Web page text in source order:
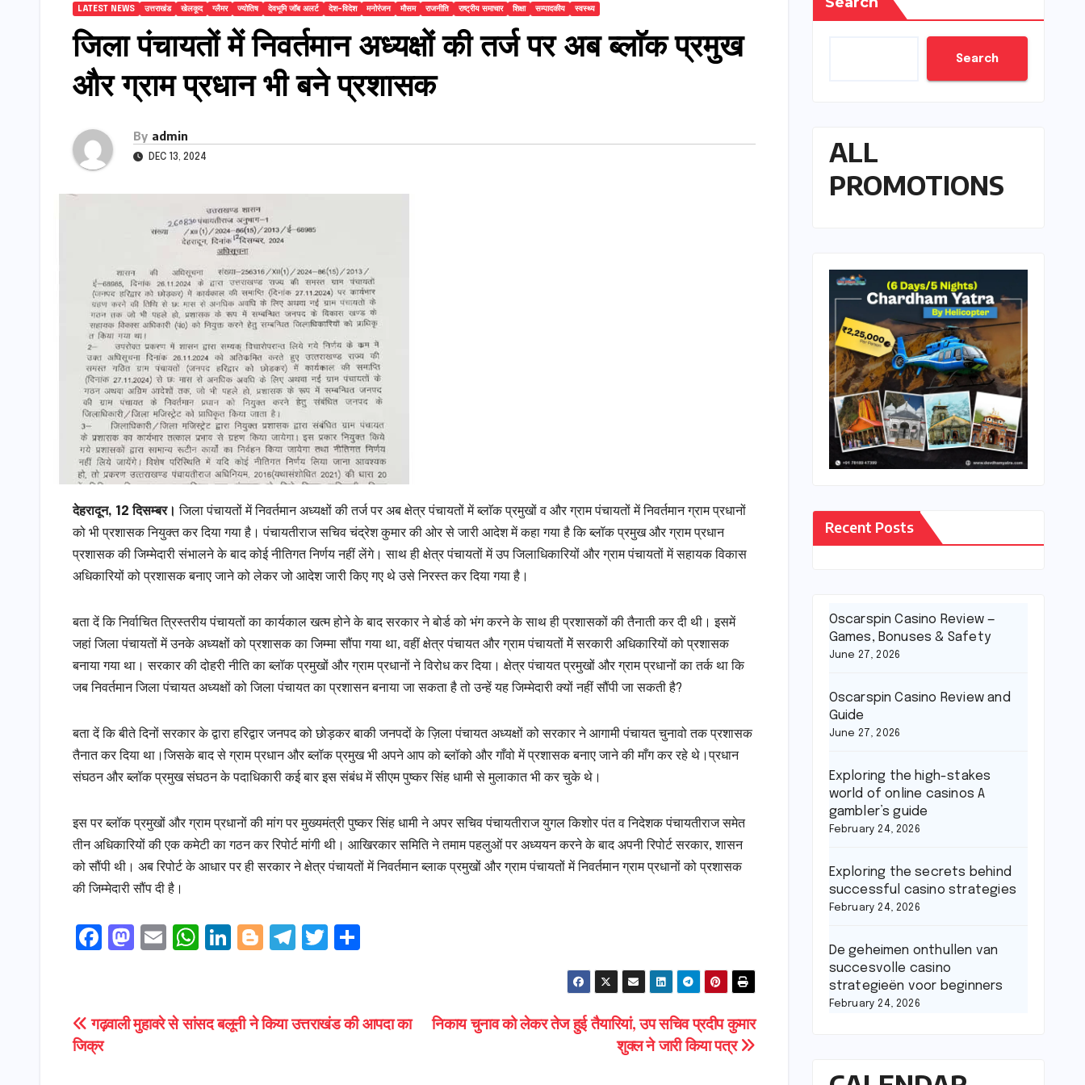
LATEST NEWS उत्तराखंड खेलकूद ग्लैमर ज्योतिष देवभूमि जॉब अलर्ट देश-विदेश मनोरंजन मौसम राजनीति राष्ट्रीय समाचार शिक्षा सम्पादकीय स्वस्थ्य
जिला पंचायतों में निवर्तमान अध्यक्षों की तर्ज पर अब ब्लाॅक प्रमुख
और ग्राम प्रधान भी बने प्रशासक
By admin
DEC 13, 2024
देहरादून, 12 दिसम्बर। जिला पंचायतों में निवर्तमान अध्यक्षों की तर्ज पर अब क्षेत्र पंचायतों में ब्लाॅक प्रमुखों व और ग्राम पंचायतों में निवर्तमान ग्राम प्रधानों
को भी प्रशासक नियुक्त कर दिया गया है। पंचायतीराज सचिव चंद्रेश कुमार की ओर से जारी आदेश में कहा गया है कि ब्लॉक प्रमुख और ग्राम प्रधान
प्रशासक की जिम्मेदारी संभालने के बाद कोई नीतिगत निर्णय नहीं लेंगे। साथ ही क्षेत्र पंचायतों में उप जिलाधिकारियों और ग्राम पंचायतों में सहायक विकास
अधिकारियों को प्रशासक बनाए जाने को लेकर जो आदेश जारी किए गए थे उसे निरस्त कर दिया गया है।
बता दें कि निर्वाचित त्रिस्तरीय पंचायतों का कार्यकाल खत्म होने के बाद सरकार ने बोर्ड को भंग करने के साथ ही प्रशासकों की तैनाती कर दी थी। इसमें
जहां जिला पंचायतों में उनके अध्यक्षों को प्रशासक का जिम्मा सौंपा गया था, वहीं क्षेत्र पंचायत और ग्राम पंचायतों मेें सरकारी अधिकारियों को प्रशासक
बनाया गया था। सरकार की दोहरी नीति का ब्लॉक प्रमुखों और ग्राम प्रधानों ने विरोध कर दिया। क्षेत्र पंचायत प्रमुखों और ग्राम प्रधानों का तर्क था कि
जब निवर्तमान जिला पंचायत अध्यक्षों को जिला पंचायत का प्रशासन बनाया जा सकता है तो उन्हें यह जिम्मेदारी क्यों नहीं सौंपी जा सकती है?
बता दें कि बीते दिनों सरकार के द्वारा हरिद्वार जनपद को छोड़कर बाकी जनपदों के ज़िला पंचायत अध्यक्षों को सरकार ने आगामी पंचायत चुनावो तक प्रशासक
तैनात कर दिया था।जिसके बाद से ग्राम प्रधान और ब्लॉक प्रमुख भी अपने आप को ब्लॉको और गाँवो में प्रशासक बनाए जाने की माँग कर रहे थे।प्रधान
संघठन और ब्लॉक प्रमुख संघठन के पदाधिकारी कई बार इस संबंध में सीएम पुष्कर सिंह धामी से मुलाकात भी कर चुके थे।
इस पर ब्लॉक प्रमुखों और ग्राम प्रधानों की मांग पर मुख्यमंत्री पुष्कर सिंह धामी ने अपर सचिव पंचायतीराज युगल किशोर पंत व निदेशक पंचायतीराज समेत
तीन अधिकारियों की एक कमेटी का गठन कर रिपोर्ट मांगी थी। आखिरकार समिति ने तमाम पहलुओं पर अध्ययन करने के बाद अपनी रिपोर्ट सरकार, शासन
को सौंपी थी। अब रिपोर्ट के आधार पर ही सरकार ने क्षेत्र पंचायतों में निवर्तमान ब्लाक प्रमुखों और ग्राम पंचायतों में निवर्तमान ग्राम प्रधानों को प्रशासक
की जिम्मेदारी सौंप दी है।
F
e
b
M
t
o
E
l
W
ts
Li
e
dI
Bl
g
T
gr
T
t
e
Post
navigation
निकाय चुनाव को लेकर तेज हुई तैयारियां, उप सचिव प्रदीप कुमार
शुक्ल ने जारी किया पत्र
गढ़वाली मुहावरे से सांसद बलूनी ने किया उत्तराखंड की आपदा का
जिक्र
Search
ALL
PROMOTIONS
Recent Posts
Oscarspin Casino Review —
Games, Bonuses & Safety
June 27, 2026
Oscarspin Casino Review and
Guide
June 27, 2026
Exploring the high-stakes
world of online casinos A
gambler’s guide
February 24, 2026
Exploring the secrets behind
successful casino strategies
February 24, 2026
De geheimen onthullen van
succesvolle casino
strategieën voor beginners
February 24, 2026